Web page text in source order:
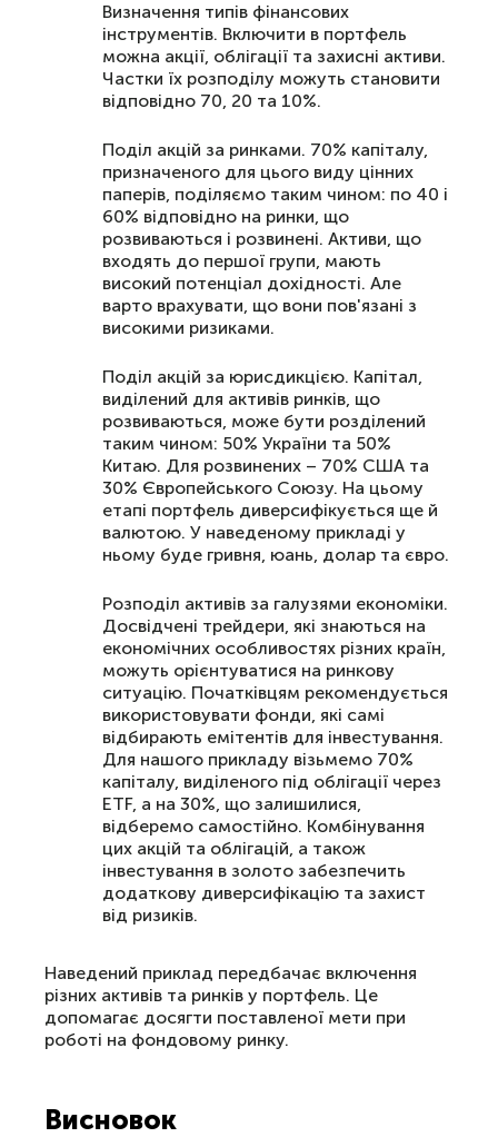
Визначення типів фінансових
інструментів. Включити в портфель
можна акції, облігації та захисні активи.
Частки їх розподілу можуть становити
відповідно 70, 20 та 10%.
Поділ акцій за ринками. 70% капіталу,
призначеного для цього виду цінних
паперів, поділяємо таким чином: по 40 і
60% відповідно на ринки, що
розвиваються і розвинені. Активи, що
входять до першої групи, мають
високий потенціал дохідності. Але
варто врахувати, що вони пов'язані з
високими ризиками.
Поділ акцій за юрисдикцією. Капітал,
виділений для активів ринків, що
розвиваються, може бути розділений
таким чином: 50% України та 50%
Китаю. Для розвинених – 70% США та
30% Європейського Союзу. На цьому
етапі портфель диверсифікується ще й
валютою. У наведеному прикладі у
ньому буде гривня, юань, долар та євро.
Розподіл активів за галузями економіки.
Досвідчені трейдери, які знаються на
економічних особливостях різних країн,
можуть орієнтуватися на ринкову
ситуацію. Початківцям рекомендується
використовувати фонди, які самі
відбирають емітентів для інвестування.
Для нашого прикладу візьмемо 70%
капіталу, виділеного під облігації через
ETF, а на 30%, що залишилися,
відберемо самостійно. Комбінування
цих акцій та облігацій, а також
інвестування в золото забезпечить
додаткову диверсифікацію та захист
від ризиків.
Наведений приклад передбачає включення
різних активів та ринків у портфель. Це
допомагає досягти поставленої мети при
роботі на фондовому ринку.
Висновок